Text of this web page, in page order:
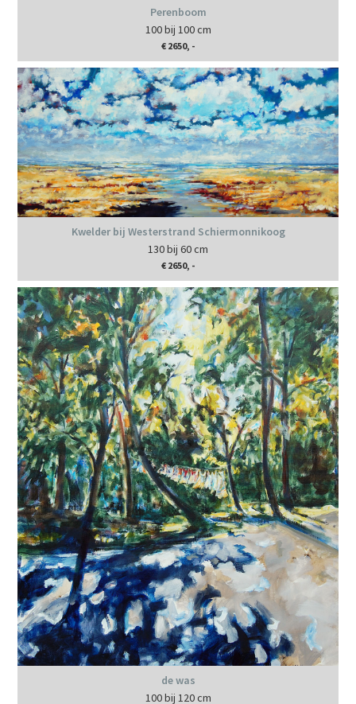
Perenboom
100 bij 100 cm
€ 2650, -
Kwelder bij Westerstrand Schiermonnikoog
130 bij 60 cm
€ 2650, -
de was
100 bij 120 cm